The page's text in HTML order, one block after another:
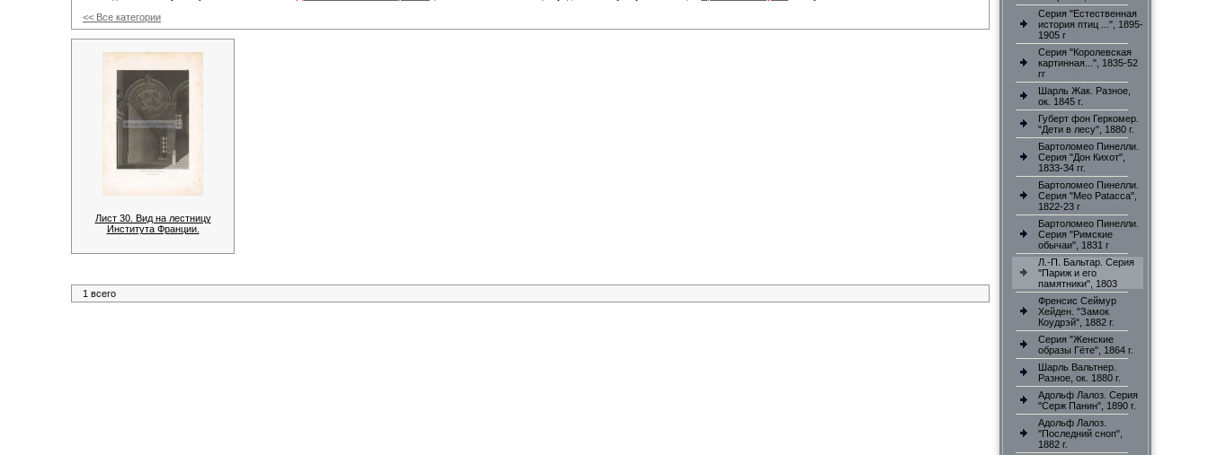
<< Все категории
Лист 30. Вид на лестницу
Института Франции.
1 всего
Серия "Естественная
история птиц ...", 1895-
1905 г
Серия "Королевская
картинная...", 1835-52
гг
Шарль Жак. Разное,
ок. 1845 г.
Губерт фон Геркомер.
"Дети в лесу", 1880 г.
Бартоломео Пинелли.
Серия "Дон Кихот",
1833-34 гг.
Бартоломео Пинелли.
Серия "Meo Patacca",
1822-23 г
Бартоломео Пинелли.
Серия "Римские
обычаи", 1831 г
Л.-П. Бальтар. Серия
"Париж и его
памятники", 1803
Френсис Сеймур
Хейден. "Замок
Коудрэй", 1882 г.
Серия "Женские
образы Гёте", 1864 г.
Шарль Вальтнер.
Разное, ок. 1880 г.
Адольф Лалоз. Серия
"Серж Панин", 1890 г.
Адольф Лалоз.
"Последний сноп",
1882 г.